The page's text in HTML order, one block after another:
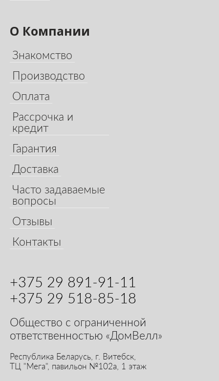
О Компании
Знакомство
Производство
Оплата
Рассрочка и
кредит
Гарантия
Доставка
Часто задаваемые
вопросы
Отзывы
Контакты
+375 29 891-91-11
+375 29 518-85-18
Общество с ограниченной
ответственностью «ДомВелл»
Республика Беларусь, г. Витебск,
ТЦ "Мега", павильон №102а, 1 этаж